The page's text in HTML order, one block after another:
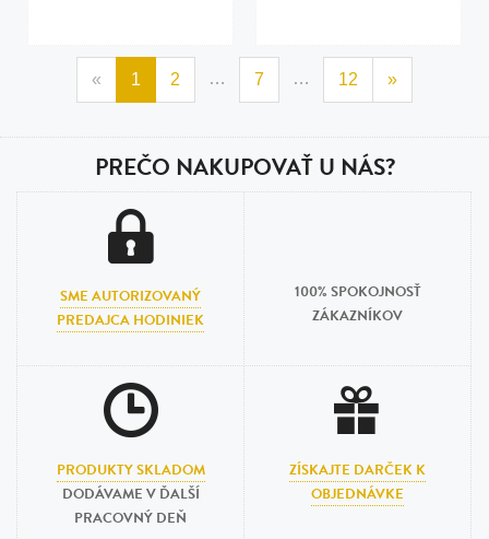
« 1 2 … 7 … 12 »
PREČO NAKUPOVAŤ U NÁS?
SME AUTORIZOVANÝ
PREDAJCA HODINIEK
100% SPOKOJNOSŤ
ZÁKAZNÍKOV
PRODUKTY SKLADOM
DODÁVAME V ĎALŠÍ
PRACOVNÝ DEŇ
ZÍSKAJTE DARČEK K
OBJEDNÁVKE